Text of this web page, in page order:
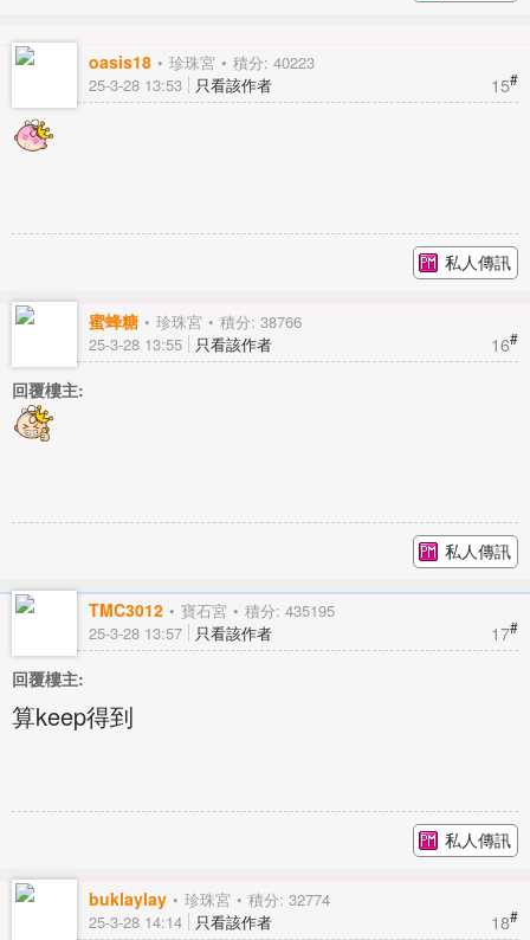
oasis18 珍珠宮 積分: 40223
15#
25-3-28 13:53 只看該作者
私人傳訊
蜜蜂糖 珍珠宮 積分: 38766
16#
25-3-28 13:55 只看該作者
回覆樓主:
私人傳訊
TMC3012 寶石宮 積分: 435195
17#
25-3-28 13:57 只看該作者
回覆樓主:
算keep得到
私人傳訊
buklaylay 珍珠宮 積分: 32774
18#
25-3-28 14:14 只看該作者